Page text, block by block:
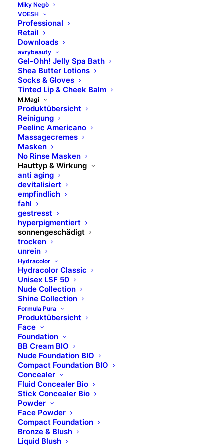
Miky Negò
VOESH
Professional
Retail
Downloads
avrybeauty
Gel-Ohh! Jelly Spa Bath
Shea Butter Lotions
Socks & Gloves
Tinted Lip & Cheek Balm
M.Magi
Produktübersicht
Reinigung
Peelinc Americano
Massagecremes
Masken
No Rinse Masken
Hauttyp & Wirkung
anti aging
devitalisiert
empfindlich
fahl
gestresst
hyperpigmentiert
sonnengeschädigt
trocken
unrein
Hydracolor
Hydracolor Classic
Unisex LSF 50
Nude Collection
Shine Collection
Formula Pura
Produktübersicht
Face
Foundation
BB Cream BIO
Nude Foundation BIO
Compact Foundation BIO
Concealer
Fluid Concealer Bio
Stick Concealer Bio
Powder
Face Powder
Compact Foundation
Bronze & Blush
Liquid Blush
Peelinc Americano Normal
AHA-Enzym-Peeling
7 % Fruchtsäure
Intensivpeeling
für sensible, trockene und normale Haut
Inhalt für 12 Anwendungen
MASSAGECREMES
AUFBAUEND